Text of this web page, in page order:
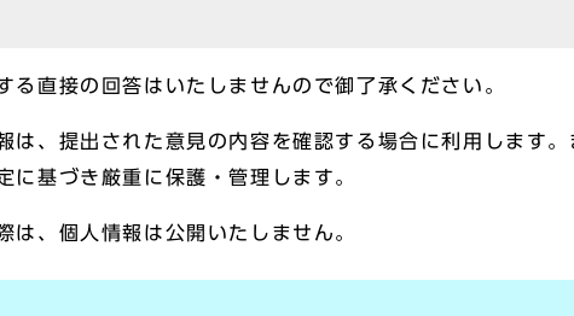
る直接の回答はいたしませんので御了承ください。
は、提出された意見の内容を確認する場合に利用します
に基づき厳重に保護・管理します。
は、個人情報は公開いたしません。